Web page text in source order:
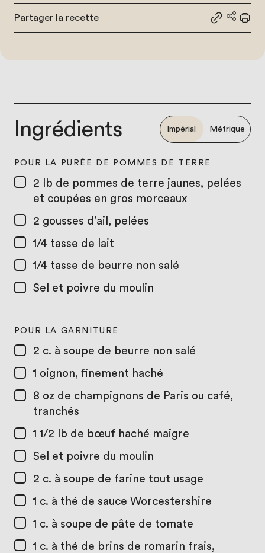
Partager la recette
Partager
Ingrédients Impérial Métrique
POUR LA PURÉE DE POMMES DE TERRE
2 lb de pommes de terre jaunes, pelées
et coupées en gros morceaux
2 gousses d’ail, pelées
1/4 tasse de lait
1/4 tasse de beurre non salé
Sel et poivre du moulin
POUR LA GARNITURE
2 c. à soupe de beurre non salé
1 oignon, finement haché
8 oz de champignons de Paris ou café,
tranchés
1 1/2 lb de bœuf haché maigre
Sel et poivre du moulin
2 c. à soupe de farine tout usage
1 c. à thé de sauce Worcestershire
1 c. à soupe de pâte de tomate
1 c. à thé de brins de romarin frais,